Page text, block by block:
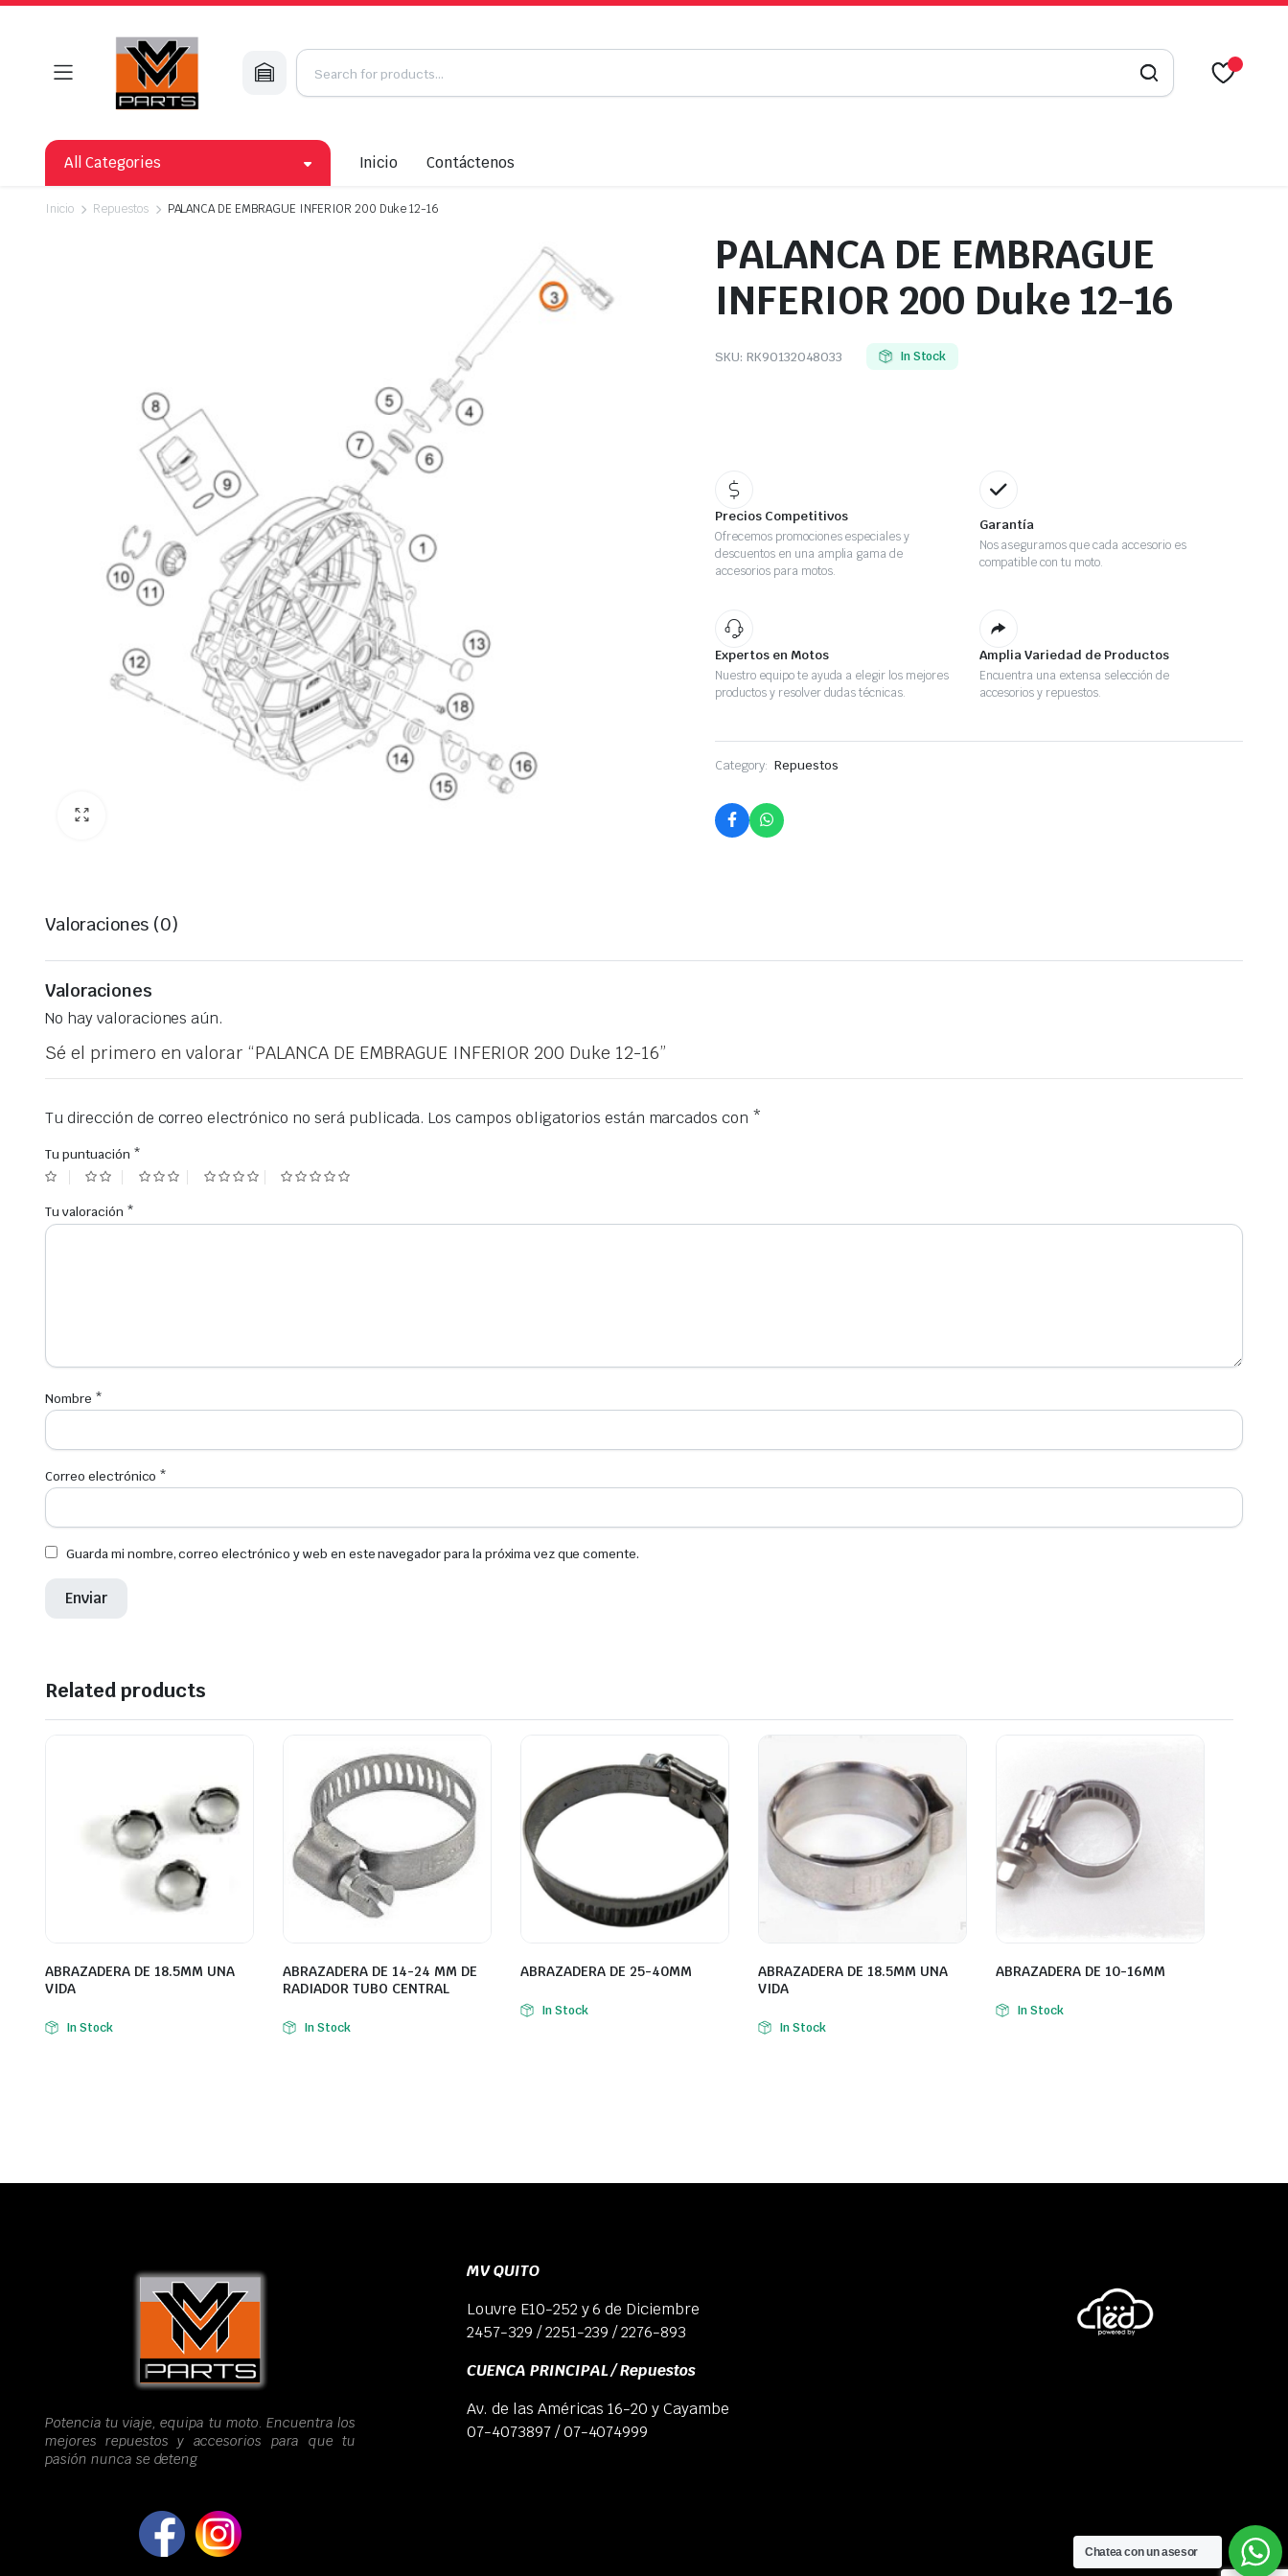
All Categories Inicio Contáctenos
Inicio Repuestos PALANCA DE EMBRAGUE INFERIOR 200 Duke 12-16
PALANCA DE EMBRAGUE
INFERIOR 200 Duke 12-16
SKU: RK90132048033 In Stock
Precios Competitivos
Ofrecemos promociones especiales y
descuentos en una amplia gama de
accesorios para motos.
Garantía
Nos aseguramos que cada accesorio es
compatible con tu moto.
Expertos en Motos
Nuestro equipo te ayuda a elegir los mejores
productos y resolver dudas técnicas.
Amplia Variedad de Productos
Encuentra una extensa selección de
accesorios y repuestos.
Category: Repuestos
Valoraciones (0)
Valoraciones
No hay valoraciones aún.
Sé el primero en valorar “PALANCA DE EMBRAGUE INFERIOR 200 Duke 12-16”
Tu dirección de correo electrónico no será publicada. Los campos obligatorios están marcados con *
Tu puntuación *
Tu valoración *
Nombre *
Correo electrónico *
Guarda mi nombre, correo electrónico y web en este navegador para la próxima vez que comente.
Related products
ABRAZADERA DE 18.5MM UNA
VIDA
In Stock
ABRAZADERA DE 14-24 MM DE
RADIADOR TUBO CENTRAL
In Stock
ABRAZADERA DE 25-40MM
In Stock
ABRAZADERA DE 18.5MM UNA
VIDA
In Stock
ABRAZADERA DE 10-16MM
In Stock
Potencia tu viaje, equipa tu moto. Encuentra los
mejores repuestos y accesorios para que tu
pasión nunca se deteng
MV QUITO
Louvre E10-252 y 6 de Diciembre
2457-329 / 2251-239 / 2276-893
CUENCA PRINCIPAL / Repuestos
Av. de las Américas 16-20 y Cayambe
07-4073897 / 07-4074999
Chatea con un asesor